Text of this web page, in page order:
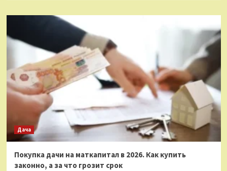
Дача
Покупка дачи на маткапитал в 2026. Как купить
законно, а за что грозит срок